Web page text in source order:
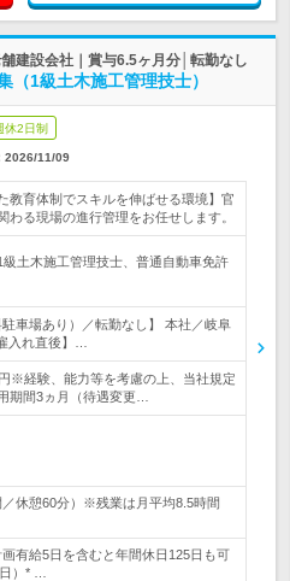
建設会社｜賞与6.5ヶ月分│転勤なし
（1級土木施工管理技士）
休2日制
2026/11/09
教育体制でスキルを伸ばせる環境】官
わる現場の進行管理をお任せします。
級土木施工管理技士、普通自動車免許
駐車場あり）／転勤なし】 本社／岐阜
入れ直後】…
※経験、能力等を考慮の上、当社規定
期間3ヵ月（待遇変更…
休憩60分）※残業は月平均8.5時間
有給5日を含むと年間休日125日も可
）* …